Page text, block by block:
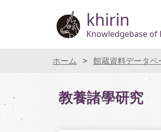
khirin
Knowledgebase
ホーム 館蔵資料データベ
教養諸學研究